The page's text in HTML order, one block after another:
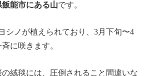
飯能市にある山です。
シノが植えられており、3月下旬〜4
に咲きます。
絨毯には、圧倒されること間違いな